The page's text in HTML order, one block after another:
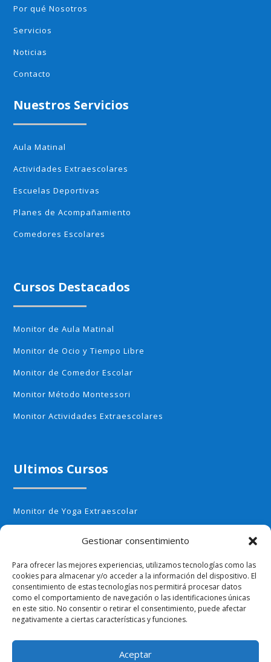
Gestionar consentimiento
Para ofrecer las mejores experiencias, utilizamos tecnologías como las
cookies para almacenar y/o acceder a la información del dispositivo. El
consentimiento de estas tecnologías nos permitirá procesar datos
como el comportamiento de navegación o las identificaciones únicas
en este sitio. No consentir o retirar el consentimiento, puede afectar
negativamente a ciertas características y funciones.
Aceptar
Por qué Nosotros
Servicios
Noticias
Contacto
Nuestros Servicios
Aula Matinal
Actividades Extraescolares
Escuelas Deportivas
Planes de Acompañamiento
Comedores Escolares
Cursos Destacados
Monitor de Aula Matinal
Monitor de Ocio y Tiempo Libre
Monitor de Comedor Escolar
Monitor Método Montessori
Monitor Actividades Extraescolares
Ultimos Cursos
Monitor de Yoga Extraescolar
Monitor de Huerto Escolar
Monitor de Ajedrez